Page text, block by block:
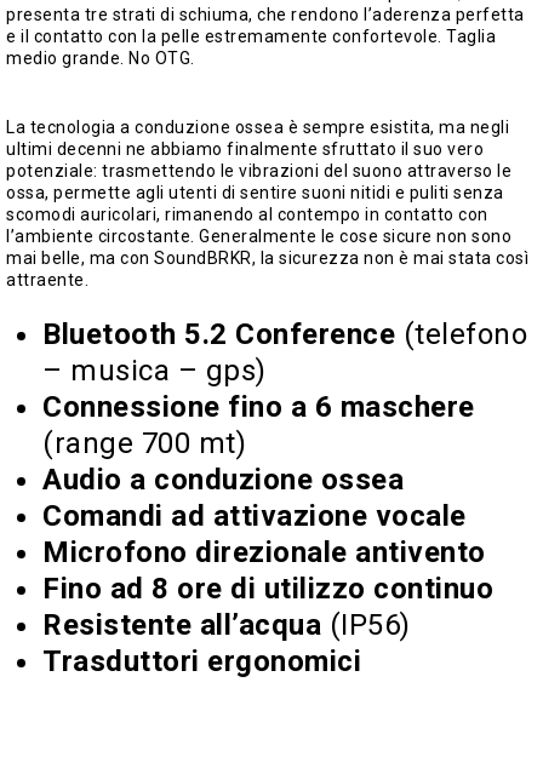
presenta tre strati di schiuma, che rendono l’aderenza perfetta
e il contatto con la pelle estremamente confortevole. Taglia
medio grande. No OTG.
La tecnologia a conduzione ossea è sempre esistita, ma negli
ultimi decenni ne abbiamo finalmente sfruttato il suo vero
potenziale: trasmettendo le vibrazioni del suono attraverso le
ossa, permette agli utenti di sentire suoni nitidi e puliti senza
scomodi auricolari, rimanendo al contempo in contatto con
l’ambiente circostante. Generalmente le cose sicure non sono
mai belle, ma con SoundBRKR, la sicurezza non è mai stata così
attraente.
Bluetooth 5.2 Conference (telefono
– musica – gps)
Connessione fino a 6 maschere
(range 700 mt)
Audio a conduzione ossea
Comandi ad attivazione vocale
Microfono direzionale antivento
Fino ad 8 ore di utilizzo continuo
Resistente all’acqua (IP56)
Trasduttori ergonomici